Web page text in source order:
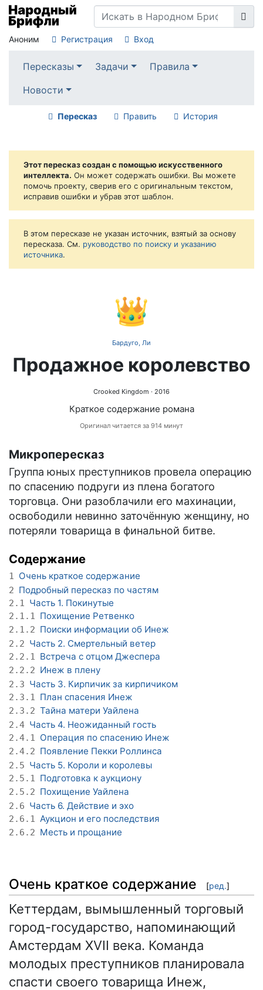
Аноним Регистрация Вход
Пересказы Задачи
Правила
Новости
Пересказ Править История
Этот пересказ создан с помощью искусственного
интеллекта. Он может содержать ошибки. Вы можете
помочь проекту, сверив его с оригинальным текстом,
исправив ошибки и убрав этот шаблон.
В этом пересказе не указан источник, взятый за основу
пересказа. См. руководство по поиску и указанию
источника.
👑
Бардуго, Ли
Продажное королевство
Crooked Kingdom · 2016
Краткое содержание романа
Оригинал читается за 914 минут
Микропересказ
Группа юных преступников провела операцию
по спасению подруги из плена богатого
торговца. Они разоблачили его махинации,
освободили невинно заточённую женщину, но
потеряли товарища в финальной битве.
Содержание
1 Очень краткое содержание
2 Подробный пересказ по частям
2.1 Часть 1. Покинутые
2.1.1 Похищение Ретвенко
2.1.2 Поиски информации об Инеж
2.2 Часть 2. Смертельный ветер
2.2.1 Встреча с отцом Джеспера
2.2.2 Инеж в плену
2.3 Часть 3. Кирпичик за кирпичиком
2.3.1 План спасения Инеж
2.3.2 Тайна матери Уайлена
2.4 Часть 4. Неожиданный гость
2.4.1 Операция по спасению Инеж
2.4.2 Появление Пекки Роллинса
2.5 Часть 5. Короли и королевы
2.5.1 Подготовка к аукциону
2.5.2 Похищение Уайлена
2.6 Часть 6. Действие и эхо
2.6.1 Аукцион и его последствия
2.6.2 Месть и прощание
Очень краткое содержание [ред.]
Кеттердам, вымышленный торговый
город-государство, напоминающий
Амстердам XVII века. Команда
молодых преступников планировала
спасти своего товарища Инеж,